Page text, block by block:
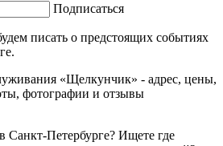
Подписаться
писать о предстоящих событиях
«Щелкунчик» - адрес, цены,
фотографии и отзывы
Санкт-Петербурге? Ищете где